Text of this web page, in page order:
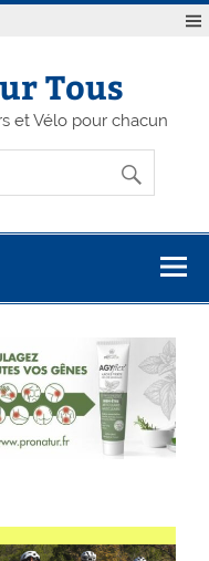
Tous
et Vélo pour chacun